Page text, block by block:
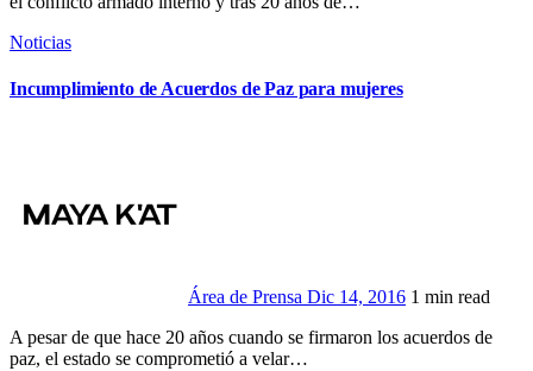
Noticias
Incumplimiento de Acuerdos de Paz para mujeres
Área de Prensa Dic 14, 2016 1 min read
A pesar de que hace 20 años cuando se firmaron los acuerdos de
paz, el estado se comprometió a velar…